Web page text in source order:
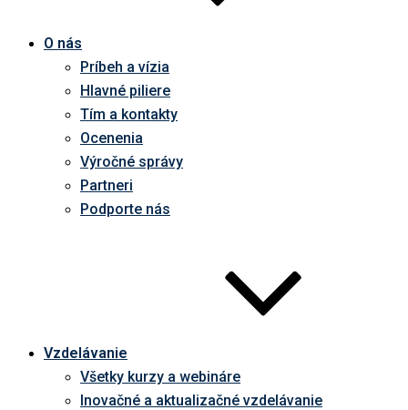
O nás
Príbeh a vízia
Hlavné piliere
Tím a kontakty
Ocenenia
Výročné správy
Partneri
Podporte nás
Vzdelávanie
Všetky kurzy a webináre
Inovačné a aktualizačné vzdelávanie